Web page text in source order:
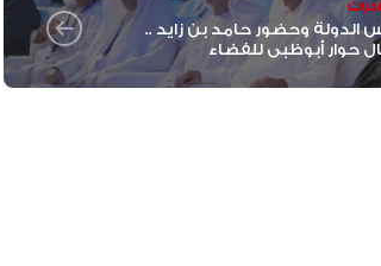
الدولة وحضور حامد بن زايد ..
حوار أبوظبي للفضاء
الإمارات تعزز ريادتها العالمية في جمال
الخيل العربية بزيادة بطولاتها المصنفة